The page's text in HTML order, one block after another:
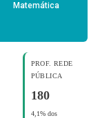
Matemática
PROF. REDE
PÚBLICA
180
4,1% dos